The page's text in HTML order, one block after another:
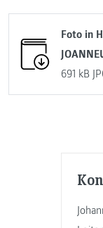
Foto in
691 kB